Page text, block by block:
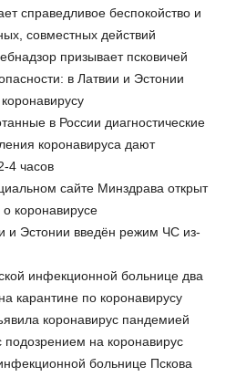
справедливое беспокойство и
совместных действий
призывает псковичей
в Латвии и Эстонии
в России диагностические
коронавируса дают
4 часов
сайте Минздрава открыт
коронавирусе
и Эстонии введён режим ЧС из-
инфекционной больнице два
карантине по коронавирусу
коронавирус пандемией
на коронавирус
больнице Пскова